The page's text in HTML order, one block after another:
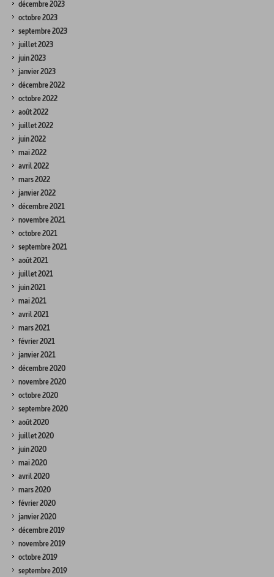
décembre 2023
octobre 2023
septembre 2023
juillet 2023
juin 2023
janvier 2023
décembre 2022
octobre 2022
août 2022
juillet 2022
juin 2022
mai 2022
avril 2022
mars 2022
janvier 2022
décembre 2021
novembre 2021
octobre 2021
septembre 2021
août 2021
juillet 2021
juin 2021
mai 2021
avril 2021
mars 2021
février 2021
janvier 2021
décembre 2020
novembre 2020
octobre 2020
septembre 2020
août 2020
juillet 2020
juin 2020
mai 2020
avril 2020
mars 2020
février 2020
janvier 2020
décembre 2019
novembre 2019
octobre 2019
septembre 2019